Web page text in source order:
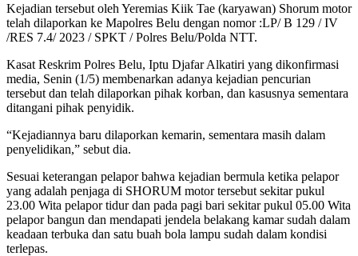
Kejadian tersebut oleh Yeremias Kiik Tae (karyawan) Shorum motor
telah dilaporkan ke Mapolres Belu dengan nomor :LP/ B 129 / IV
/RES 7.4/ 2023 / SPKT / Polres Belu/Polda NTT.
Kasat Reskrim Polres Belu, Iptu Djafar Alkatiri yang dikonfirmasi
media, Senin (1/5) membenarkan adanya kejadian pencurian
tersebut dan telah dilaporkan pihak korban, dan kasusnya sementara
ditangani pihak penyidik.
“Kejadiannya baru dilaporkan kemarin, sementara masih dalam
penyelidikan,” sebut dia.
Sesuai keterangan pelapor bahwa kejadian bermula ketika pelapor
yang adalah penjaga di SHORUM motor tersebut sekitar pukul
23.00 Wita pelapor tidur dan pada pagi bari sekitar pukul 05.00 Wita
pelapor bangun dan mendapati jendela belakang kamar sudah dalam
keadaan terbuka dan satu buah bola lampu sudah dalam kondisi
terlepas.